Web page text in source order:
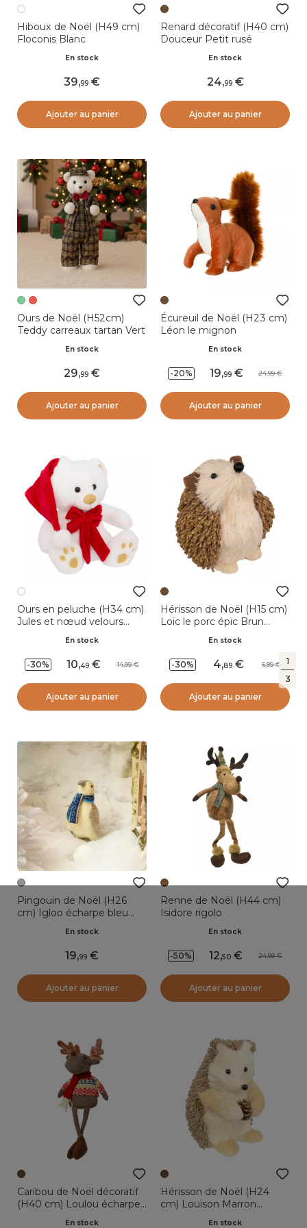
Hiboux de Noël (H49 cm)
Floconis Blanc
En stock
39,99
Ajouter au panier
Renard décoratif (H40 cm)
Douceur Petit rusé
En stock
24,99
Ajouter au panier
Ours de Noël (H52cm)
Teddy carreaux tartan Vert
En stock
29,99
Ajouter au panier
Écureuil de Noël (H23 cm)
Léon le mignon
En stock
-20% 19,99 24,99
Ajouter au panier
Ours en peluche (H34 cm)
Jules et nœud velours
En stock
-30% 10,49 14,99
Ajouter au panier
Hérisson de Noël (H15 cm)
Loïc le porc épic Brun
En stock
-30% 4,89 6,99
Ajouter au panier
Pingouin de Noël (H26
cm) Igloo écharpe bleu
En stock
19,99
Ajouter au panier
Renne de Noël (H44 cm)
Isidore rigolo
En stock
-50% 12,50 24,99
Ajouter au panier
Caribou de Noël décoratif
(H40 cm) Loulou écharpe
En stock
Hérisson de Noël (H24
cm) Louison Marron
En stock
1
3